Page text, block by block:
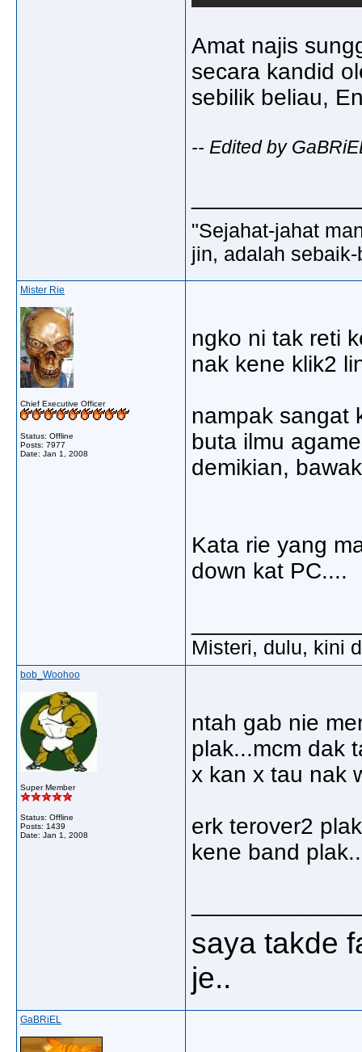
Amat najis
secara kandid
sebilik beliau,
-- Edited by
"Sejahat-jahat
jin, adalah
Mister Rie
Chief Executive Officer
Status: Offline
Posts: 7977
Date: Jan 1, 2008
ngko ni tak reti
nak kene klik2
nampak sangat
buta ilmu
demikian,
Kata rie yang
down kat PC....
Misteri, dulu, kini
bob_Woohoo
Super Member
Status: Offline
Posts: 1439
Date: Jan 1, 2008
ntah gab nie
plak...mcm dak
x kan x tau nak
erk terover2
kene band
saya takde
je..
GaBRiEL